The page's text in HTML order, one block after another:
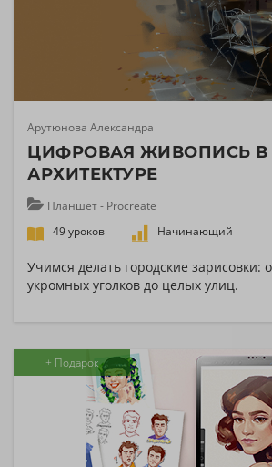
Арутюнова Александра
ЦИФРОВАЯ ЖИВОПИСЬ В
АРХИТЕКТУРЕ
Планшет - Procreate
49 уроков
Начинающий
Учимся делать городские зарисовки:
укромных уголков до целых улиц.
+ Подарок